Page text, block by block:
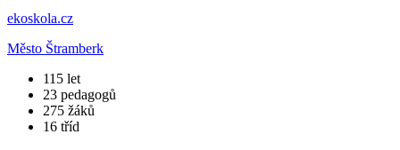
ekoskola.cz
Město Štramberk
​115 let
23 pedagogů
275 žáků
16 tříd